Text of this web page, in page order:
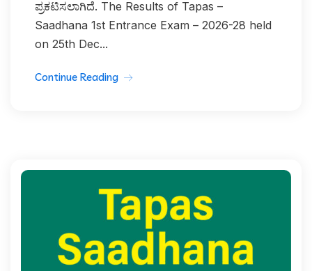
ಪ್ರಕಟಿಸಲಾಗಿದೆ. The Results of Tapas –
Saadhana 1st Entrance Exam – 2026-28 held
on 25th Dec...
Continue Reading